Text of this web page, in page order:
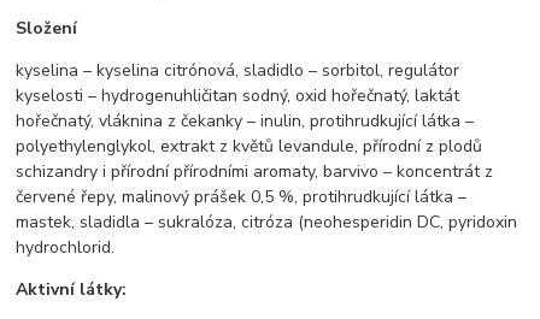
Složení
kyselina – kyselina citrónová, sladidlo – sorbitol, regulátor
kyselosti – hydrogenuhličitan sodný, oxid hořečnatý, laktát
hořečnatý, vláknina z čekanky – inulin, protihrudkující látka –
polyethylenglykol, extrakt z květů levandule, přírodní z plodů
schizandry i přírodní přírodními aromaty, barvivo – koncentrát z
červené řepy, malinový prášek 0,5 %, protihrudkující látka –
mastek, sladidla – sukralóza, citróza (neohesperidin DC, pyridoxin
hydrochlorid.
Aktivní látky: